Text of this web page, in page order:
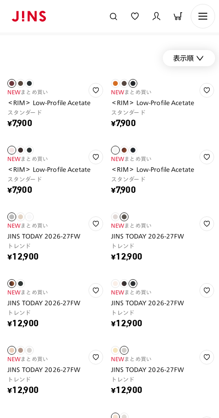
表示順
NEWまとめ買い
＜RIM＞ Low-Profile Acetate
スタンダード
¥7,900
NEWまとめ買い
＜RIM＞ Low-Profile Acetate
スタンダード
¥7,900
NEWまとめ買い
＜RIM＞ Low-Profile Acetate
スタンダード
¥7,900
NEWまとめ買い
＜RIM＞ Low-Profile Acetate
スタンダード
¥7,900
NEWまとめ買い
JINS TODAY 2026-27FW
トレンド
¥12,900
NEWまとめ買い
JINS TODAY 2026-27FW
トレンド
¥12,900
NEWまとめ買い
JINS TODAY 2026-27FW
トレンド
¥12,900
NEWまとめ買い
JINS TODAY 2026-27FW
トレンド
¥12,900
NEWまとめ買い
JINS TODAY 2026-27FW
トレンド
¥12,900
NEWまとめ買い
JINS TODAY 2026-27FW
トレンド
¥12,900